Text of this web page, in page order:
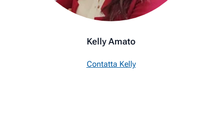
Kelly Amato
Contatta Kelly